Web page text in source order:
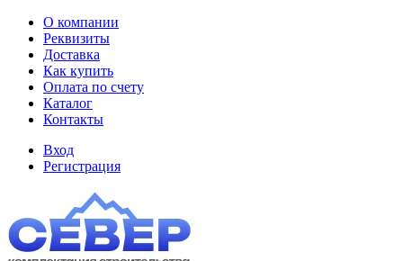
О компании
Реквизиты
Доставка
Как купить
Оплата по счету
Каталог
Контакты
Вход
Регистрация